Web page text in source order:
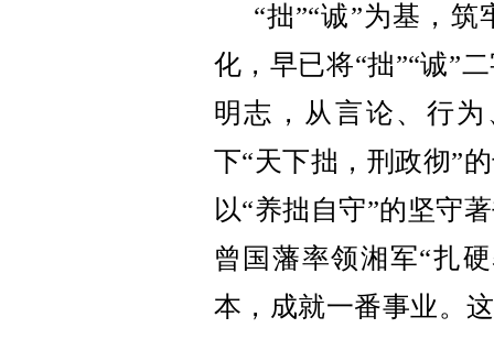
“拙”“诚”为基，
化 ，早已将“拙”“诚”
明志，从言论、行
下“天下拙，刑政彻”
以“养拙自守”的坚守
曾国藩率领湘军“扎
本，成就一番事业。